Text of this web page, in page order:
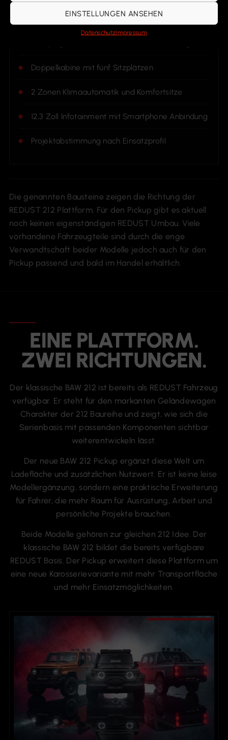
EINSTELLUNGEN ANSEHEN
DatenschutzImpressum
Praktische Halterungen und Stauraumideen
Doppelkabine mit fünf Sitzplätzen
2 Zonen Klimaautomatik und Komfortsitze
12,3 Zoll Infotainment mit Smartphone Anbindung
Projektabstimmung nach Einsatzprofil
Die genannten Bausteine zeigen die Richtung der
REDUST 212 Plattform. Für den Pickup gibt es aktuell
noch keinen eigenständigen REDUST Umbau. Viele
vorhandene Fahrzeugteile sind durch die enge
Verwandtschaft beider Modelle jedoch auch für den
Pickup passend und bald im Handel erhältlich.
EINE PLATTFORM.
ZWEI RICHTUNGEN.
Der klassische BAW 212 ist bereits als REDUST Fahrzeug
verfügbar. Er steht für den markanten Geländewagen
Charakter der 212 Baureihe und zeigt, wie sich die
Serienbasis mit passenden Komponenten sichtbar
weiterentwickeln lässt.
Der neue BAW 212 Pickup ergänzt diese Welt um
Ladefläche und zusätzlichen Nutzwert. Er ist keine leise
Modellergänzung, sondern eine praktische Erweiterung
für Fahrer, die mehr Raum für Ausrüstung, Arbeit und
persönliche Projekte brauchen.
Beide Modelle gehören zur gleichen 212 Idee. Der
klassische BAW 212 bildet die bereits verfügbare
REDUST Basis. Der Pickup erweitert diese Plattform um
eine neue Karosserievariante mit mehr Transportfläche
und mehr Einsatzmöglichkeiten.